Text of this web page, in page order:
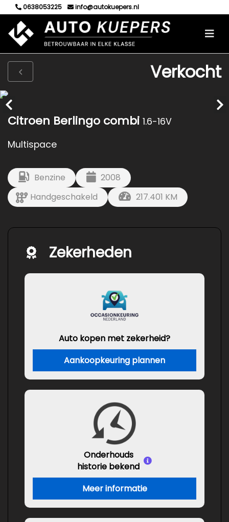
0638053225 info@autokuepers.nl
Verkocht
Citroen Berlingo combi 1.6-16V
Multispace
Benzine
2008
Handgeschakeld
217.401 KM
Zekerheden
Auto kopen met zekerheid?
Aankoopkeuring plannen
Onderhouds
historie bekend
Meer informatie